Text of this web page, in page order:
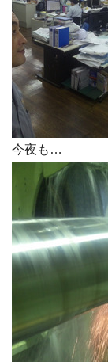
今夜も…